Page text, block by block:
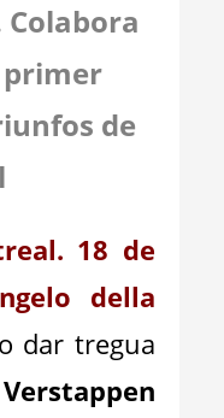
de
18 de
della
dar tregua